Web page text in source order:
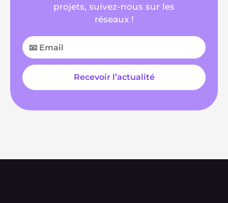
projets, suivez-nous sur les
réseaux !